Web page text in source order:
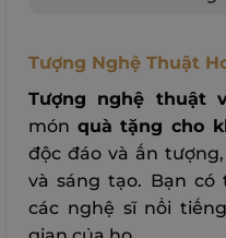
Tượng Nghệ Thuật
Tượng nghệ thuật
món quà tặng cho
độc đáo và ấn
và sáng tạo. Bạn
các nghệ sĩ nổi